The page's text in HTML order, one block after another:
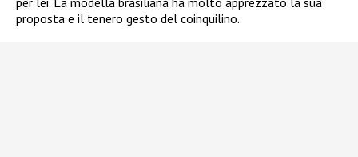
proposta e il tenero gesto del coinquilino.